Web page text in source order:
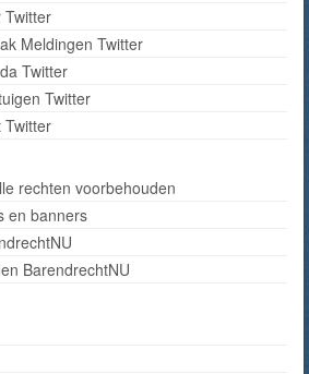
Twitter
Meldingen Twitter
Twitter
Twitter
Twitter
rechten voorbehouden
en banners
BarendrechtNU